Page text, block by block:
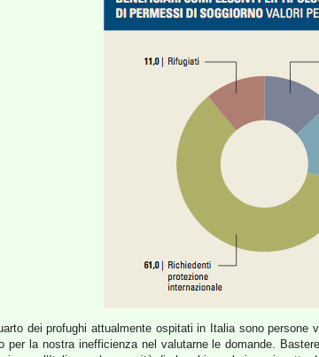
dei profughi attualmente ospitati in Italia sono
la nostra inefficienza nel valutarne le domande.